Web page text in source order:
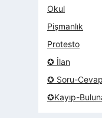
Okul
Pişmanlık
Protesto
✪ İlan
✪ Soru-Cevap
✪Kayıp-